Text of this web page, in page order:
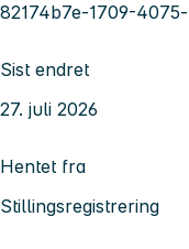
82174b7e-1709-
Sist endret
27. juli 2026
Hentet fra
Stillingsregistrering